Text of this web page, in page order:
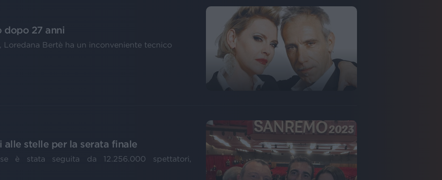
dopo 27 anni
Bertè ha un inconveniente tecnico
alle stelle per la serata finale
è stata seguita da 12.256.000 spettatori,